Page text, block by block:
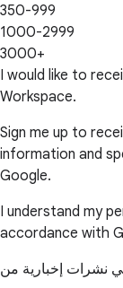
350-999
1000-2999
3000+
I would like to
Workspace.
Sign me up to
information and
Google.
I understand my
accordance with